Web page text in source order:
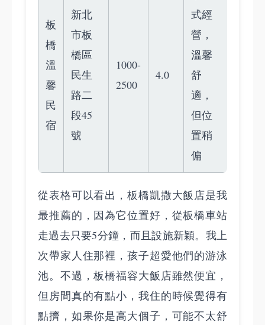
板
橋
溫
馨
民
宿
新北
市板
橋區
民生
路二
段45
號
1000-
2500
4.0
式經
營，
溫馨
舒
適，
但位
置稍
偏
從表格可以看出，板橋凱撒大飯店是我
最推薦的，因為它位置好，從板橋車站
走過去只要5分鐘，而且設施新穎。我上
次帶家人住那裡，孩子超愛他們的游泳
池。不過，板橋福容大飯店雖然便宜，
但房間真的有點小，我住的時候覺得有
點擠，如果你是高大個子，可能不太舒